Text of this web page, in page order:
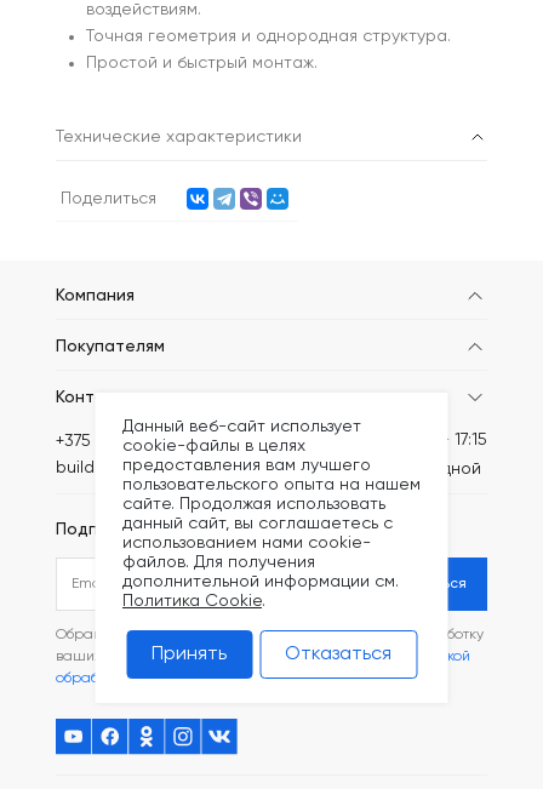
воздействиям.
Точная геометрия и однородная структура.
Простой и быстрый монтаж.
Технические характеристики
Поделиться
Компания
Покупателям
Контакты
+375 (44) 789-62-09
build@kronex-company.by
Пн-Пт: 8:30 - 17:15
Сб-вс: выходной
Подписаться на рассылку
Подписаться
Обращаясь в наш магазин, вы даете согласие на обработку
ваших
персональных данных и соглашаетесь с
Политикой
обработки файлов Cookie.
Данный веб-сайт использует
cookie-файлы в целях
предоставления вам лучшего
пользовательского опыта на нашем
сайте. Продолжая использовать
данный сайт, вы соглашаетесь с
использованием нами cookie-
файлов. Для получения
дополнительной информации см.
Политика Cookie.
Принять Отказаться